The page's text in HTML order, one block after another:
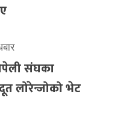
संघका
लोरेन्जोको भेट